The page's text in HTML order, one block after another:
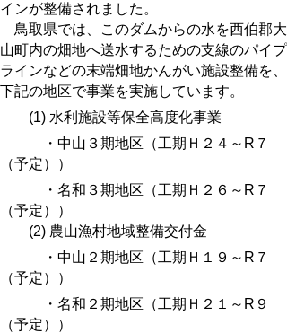
インが整備されました。
鳥取県では、このダムからの水を西伯郡大
山町内の畑地へ送水するための支線のパイプ
ラインなどの末端畑地かんがい施設整備を、
下記の地区で事業を実施しています。
(1) 水利施設等保全高度化事業
・中山３期地区（工期Ｈ２４～R７
（予定））
・名和３期地区（工期Ｈ２６～R７
（予定））
(2) 農山漁村地域整備交付金
・中山２期地区（工期Ｈ１９～R７
（予定））
・名和２期地区（工期Ｈ２１～R９
（予定））